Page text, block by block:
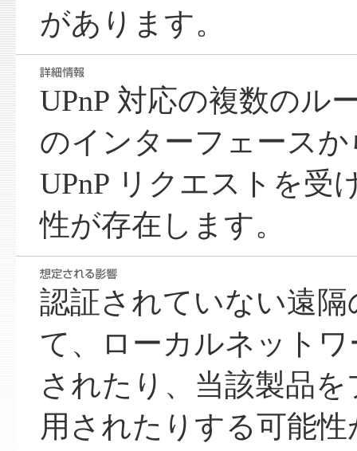
があります。
UPnP 対応の複数のル
のインターフェース
UPnP リクエストを受
性が存在します。
認証されていない遠
て、ローカルネット
されたり、当該製品
用されたりする可能